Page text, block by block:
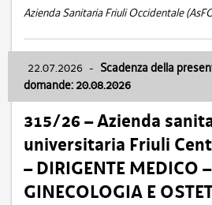
Azienda Sanitaria Friuli Occidentale
22.07.2026 - Scadenza della
domande: 20.08.2026
315/26 – Azienda
universitaria Friuli
– DIRIGENTE MEDICO
GINECOLOGIA E